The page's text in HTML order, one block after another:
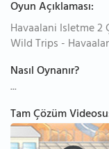
Oyun Açıklaması:
Havaalani Isletme
Wild Trips -
Nasıl Oynanır?
...
Tam Çözüm